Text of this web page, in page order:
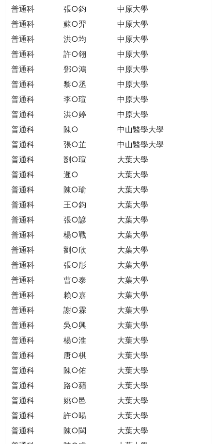
普通科
張○鈞
中原大學
普通科
蘇○羿
中原大學
普通科
洪○均
中原大學
普通科
許○翎
中原大學
普通科
鄧○鴻
中原大學
普通科
黎○丞
中原大學
普通科
李○瑄
中原大學
普通科
洪○婷
中原大學
普通科
陳○
中山醫學大學
普通科
張○芷
中山醫學大學
普通科
劉○瑄
大葉大學
普通科
遲○
大葉大學
普通科
陳○瑜
大葉大學
普通科
王○鈞
大葉大學
普通科
張○諺
大葉大學
普通科
楊○戰
大葉大學
普通科
劉○欣
大葉大學
普通科
張○彤
大葉大學
普通科
曹○泰
大葉大學
普通科
賴○嘉
大葉大學
普通科
謝○霖
大葉大學
普通科
吳○興
大葉大學
普通科
楊○淮
大葉大學
普通科
唐○棋
大葉大學
普通科
陳○佑
大葉大學
普通科
路○蘋
大葉大學
普通科
姚○邑
大葉大學
普通科
許○暘
大葉大學
普通科
陳○閩
大葉大學